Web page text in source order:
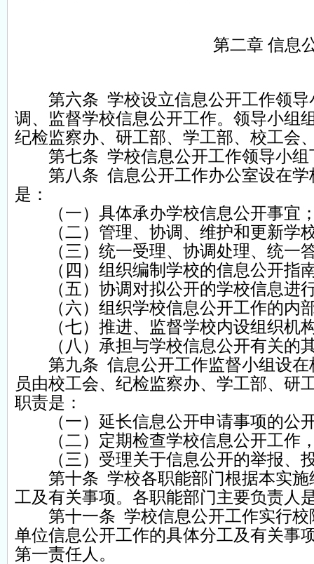
第二章 信息
第六条 学校设立信息公开工作领导
调、监督学校信息公开工作。领导小组
纪检监察办、研工部、学工部、校工会
第七条 学校信息公开工作领导小组
第八条 信息公开工作办公室设在学
是：
（一）具体承办学校信息公开事宜
（二）管理、协调、维护和更新学
（三）统一受理、协调处理、统一
（四）组织编制学校的信息公开指
（五）协调对拟公开的学校信息进
（六）组织学校信息公开工作的内
（七）推进、监督学校内设组织机
（八）承担与学校信息公开有关的
第九条 信息公开工作监督小组设在
员由校工会、纪检监察办、学工部、研
职责是：
（一）延长信息公开申请事项的公
（二）定期检查学校信息公开工作
（三）受理关于信息公开的举报、
第十条 学校各职能部门根据本实施
工及有关事项。各职能部门主要负责人
第十一条 学校信息公开工作实行校
单位信息公开工作的具体分工及有关事
第一责任人。